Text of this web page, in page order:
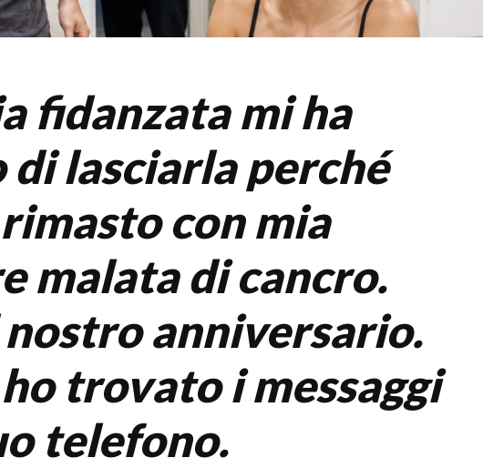
fidanzata mi ha
lasciarla perché
con mia
malata di cancro.
nostro anniversario.
trovato i messaggi
telefono.